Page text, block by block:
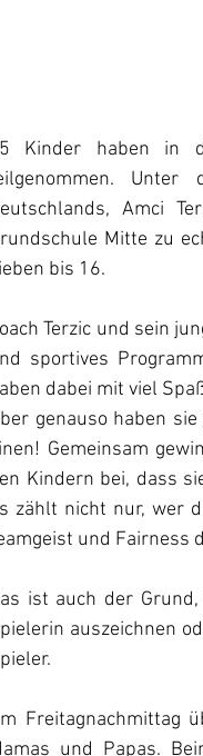
Kinder haben in
Amci
Mitte zu
bis 16.
Terzic und sein
sportives
dabei mit viel
genauso haben
Gemeinsam
Kindern bei, dass
zählt nicht nur, wer
und Fairness
ist auch der
auszeichnen
Freitagnachmittag
und Papas.